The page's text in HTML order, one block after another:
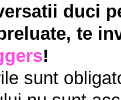
duci
te
!
sunt